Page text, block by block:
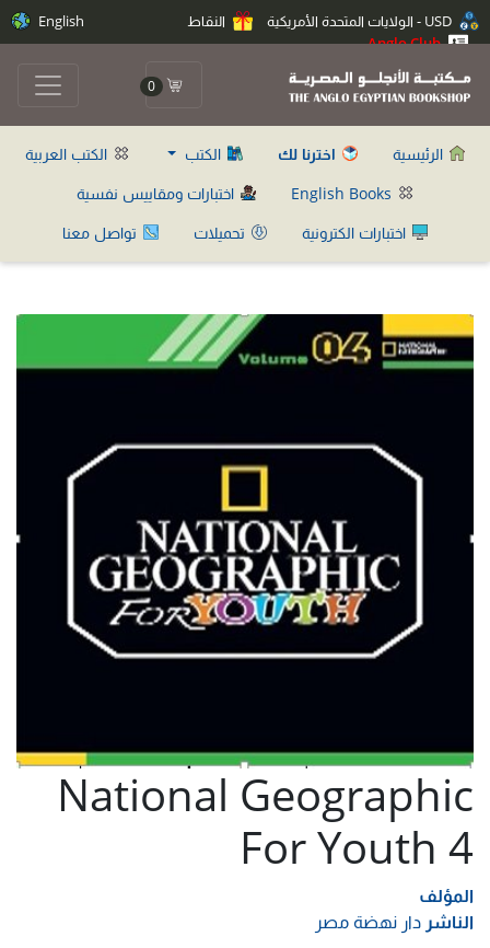
النقاط
Anglo Club
English
0
الرئيسية اخترنا لك الكتب
الكتب العربية
اختبارات ومقاييس نفسية
اختبارات الكترونية
تحميلات تواصل معنا
National Geographic
For Youth 4
المؤلف
الناشر دار نهضة مصر